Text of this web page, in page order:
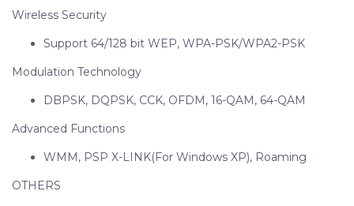
Wireless Security
Support 64/128 bit WEP, WPA-PSK/WPA2-PSK
Modulation Technology
DBPSK, DQPSK, CCK, OFDM, 16-QAM, 64-QAM
Advanced Functions
WMM, PSP X-LINK(For Windows XP), Roaming
OTHERS